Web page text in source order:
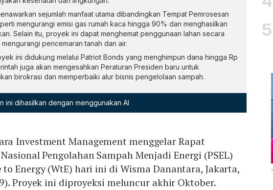
sejumlah manfaat utama dibandingkan Tempat Pemrosesan
mengurangi emisi gas rumah kaca hingga 90% dan menghasilkan
Selain itu, proyek ini dapat menghemat penggunaan lahan secara
pencemaran tanah dan air.
ini didukung melalui Patriot Bonds yang menghimpun dana hingga Rp
juga akan mengesahkan Peraturan Presiden baru untuk
birokrasi dan memperbaiki alur bisnis pengelolaan sampah.
ini dihasilkan dengan menggunakan AI
Investment Management menggelar Rapat
Pengolahan Sampah Menjadi Energi (PSEL)
to Energy (WtE) hari ini di Wisma Danantara, Jakarta,
Proyek ini diproyeksi meluncur akhir Oktober.